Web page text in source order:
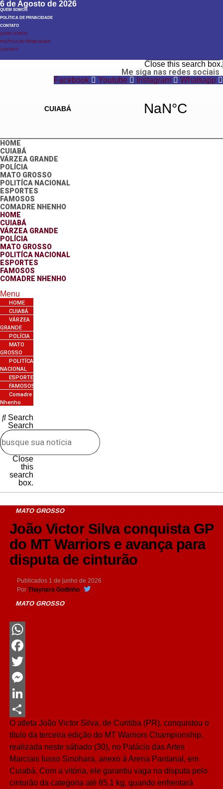
6 de Agosto de 2026
QUEM SOMOS
POLÍTICA DE PRIVACIDADE
CONTATO
QUEM SOMOS
POLÍTICA DE PRIVACIDADE
CONTATO
Close this search box.
Me siga nas redes sociais
Facebook Youtube Instagram Whatsapp
HOME
CUIABÁ
VÁRZEA GRANDE
POLÍCIA
MATO GROSSO
POLITÍCA NACIONAL
ESPORTES
FAMOSOS
COMADRE NHENHO
HOME
CUIABÁ
VÁRZEA GRANDE
POLÍCIA
MATO GROSSO
POLITÍCA NACIONAL
ESPORTES
FAMOSOS
COMADRE NHENHO
Menu
HOME
CUIABÁ
VÁRZEA
GRANDE
POLÍCIA
MATO
GROSSO
POLITÍCA
NACIONAL
ESPORTES
FAMOSOS
Comadre
Nhenho
Search
Search
Close
this
search
box.
MATO GROSSO
João Victor Silva conquista GP
do MT Warriors e avança para
disputa de cinturão
Publicados 1 de junho de 2026
Por Thaynara Godinho
MATO GROSSO
WhatsApp
Facebook
Twitter
Messenger
LinkedIn
Share
O atleta João Victor Silva, de Curitiba (PR), conquistou o
título da terceira edição do MT Warriors Championship,
realizada neste sábado (30), no Palácio das Artes
Marciais Iusso Sinohara, anexo à Arena Pantanal, em
Cuiabá. Com a vitória, ele garantiu vaga na disputa pelo
cinturão da categoria até 85,1 kg, quando enfrentará